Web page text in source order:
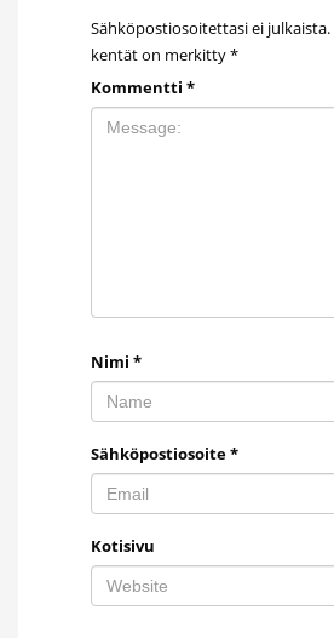
Sähköpostiosoitettasi ei julkaista.
kentät on merkitty*
Kommentti *
Nimi *
Sähköpostiosoite*
Kotisivu